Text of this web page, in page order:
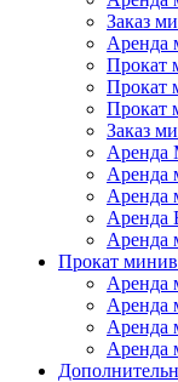
Заказ
Аренда
Прокат
Прокат
Прокат
Заказ
Аренда
Аренда
Аренда
Аренда
Аренда
Прокат
Аренда
Аренда
Аренда
Аренда